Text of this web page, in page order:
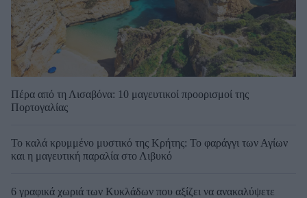
Πέρα από τη Λισαβόνα: 10 μαγευτικοί προορισμοί της
Πορτογαλίας
Το καλά κρυμμένο μυστικό της Κρήτης: Το φαράγγι των Αγίων
και η μαγευτική παραλία στο Λιβυκό
6 γραφικά χωριά των Κυκλάδων που αξίζει να ανακαλύψετε